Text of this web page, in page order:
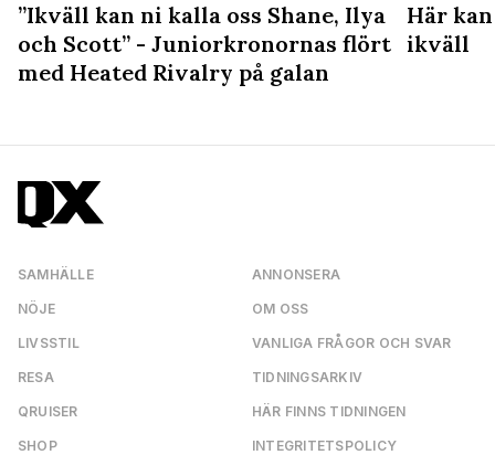
”Ikväll kan ni kalla oss Shane, Ilya
och Scott” - Juniorkronornas flört
med Heated Rivalry på galan
Här
ikväll
SAMHÄLLE
NÖJE
LIVSSTIL
RESA
QRUISER
SHOP
ANNONSERA
OM OSS
VANLIGA FRÅGOR OCH SVAR
TIDNINGSARKIV
HÄR FINNS TIDNINGEN
INTEGRITETSPOLICY